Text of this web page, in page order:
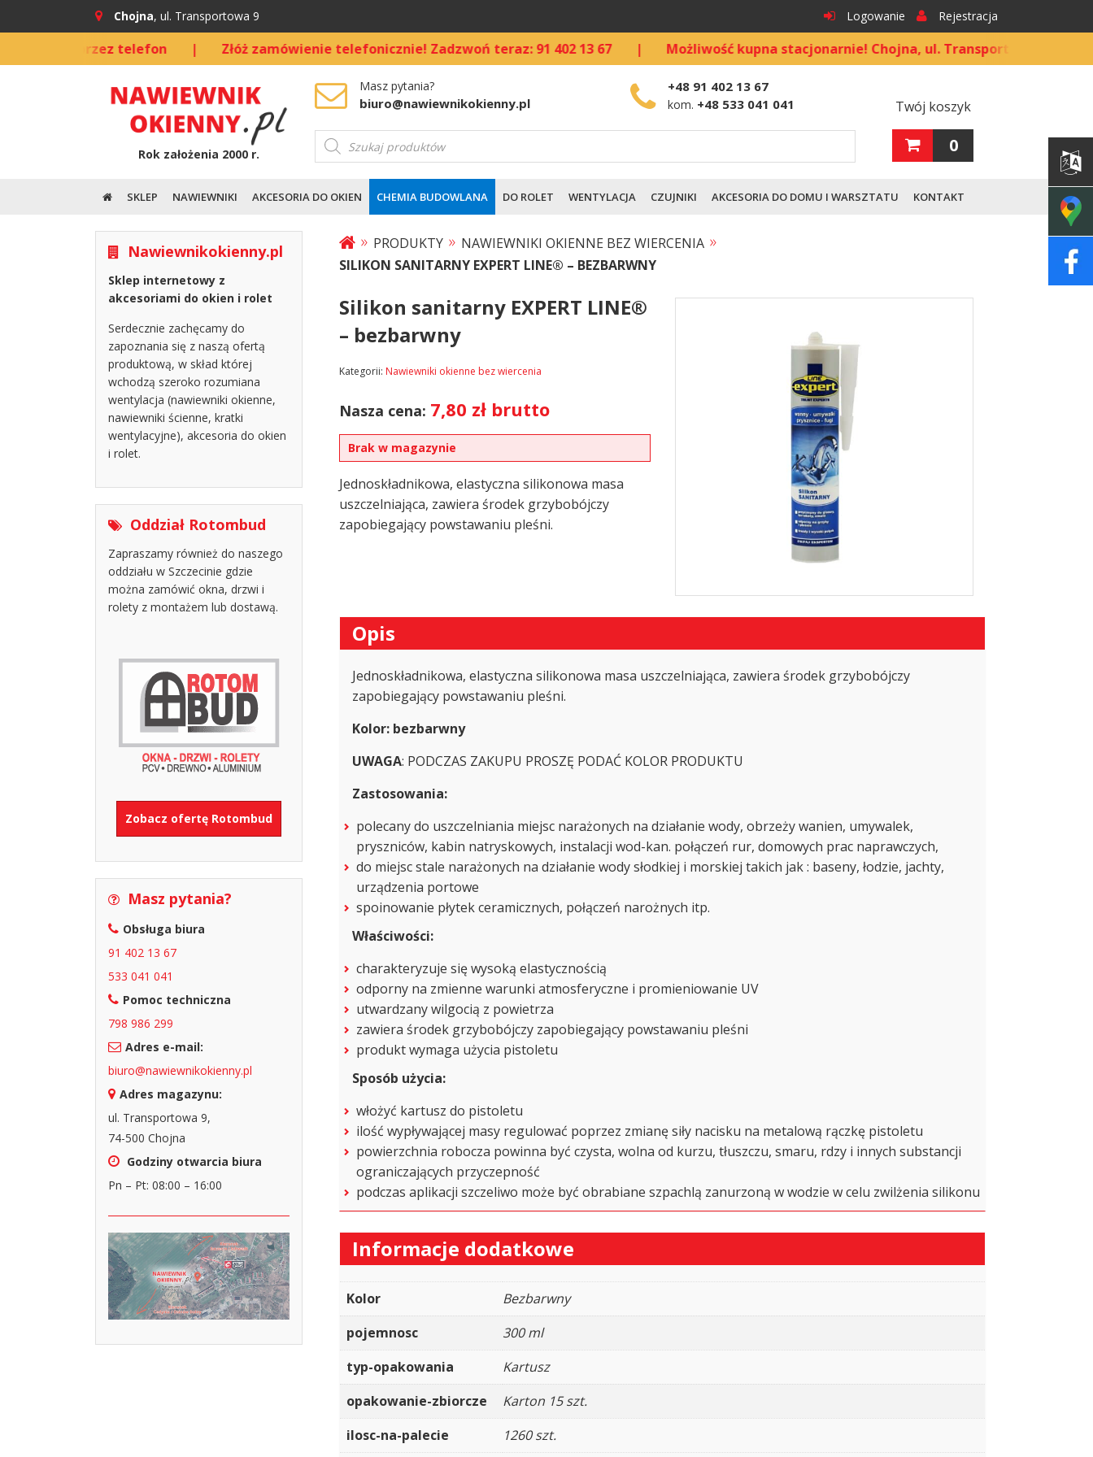
Chojna, ul. Transportowa 9 Logowanie Rejestracja
przez telefon | Złóż zamówienie telefonicznie! Zadzwoń teraz: 91 402 13 67 | Możliwość kupna stacjonarnie! Chojna, ul. Transportowa 9
Rok założenia 2000 r.
Masz pytania?
biuro@nawiewnikokienny.pl
+48 91 402 13 67
kom. +48 533 041 041
Wyszukiwarka
produktów
Twój koszyk
0
SKLEP NAWIEWNIKI AKCESORIA DO OKIEN CHEMIA BUDOWLANA DO ROLET WENTYLACJA CZUJNIKI AKCESORIA DO DOMU I WARSZTATU KONTAKT
» PRODUKTY » NAWIEWNIKI OKIENNE BEZ WIERCENIA »
SILIKON SANITARNY EXPERT LINE® – BEZBARWNY
Silikon sanitarny EXPERT LINE®
– bezbarwny
Kategorii: Nawiewniki okienne bez wiercenia
Nasza cena: 7,80 zł brutto
Brak w magazynie
Jednoskładnikowa, elastyczna silikonowa masa
uszczelniająca, zawiera środek grzybobójczy
zapobiegający powstawaniu pleśni.
Opis
Jednoskładnikowa, elastyczna silikonowa masa uszczelniająca, zawiera środek grzybobójczy
zapobiegający powstawaniu pleśni.
Kolor: bezbarwny
UWAGA: PODCZAS ZAKUPU PROSZĘ PODAĆ KOLOR PRODUKTU
Zastosowania:
polecany do uszczelniania miejsc narażonych na działanie wody, obrzeży wanien, umywalek,
pryszniców, kabin natryskowych, instalacji wod-kan. połączeń rur, domowych prac naprawczych,
do miejsc stale narażonych na działanie wody słodkiej i morskiej takich jak : baseny, łodzie, jachty,
urządzenia portowe
spoinowanie płytek ceramicznych, połączeń narożnych itp.
Właściwości:
charakteryzuje się wysoką elastycznością
odporny na zmienne warunki atmosferyczne i promieniowanie UV
utwardzany wilgocią z powietrza
zawiera środek grzybobójczy zapobiegający powstawaniu pleśni
produkt wymaga użycia pistoletu
Sposób użycia:
włożyć kartusz do pistoletu
ilość wypływającej masy regulować poprzez zmianę siły nacisku na metalową rączkę pistoletu
powierzchnia robocza powinna być czysta, wolna od kurzu, tłuszczu, smaru, rdzy i innych substancji
ograniczających przyczepność
podczas aplikacji szczeliwo może być obrabiane szpachlą zanurzoną w wodzie w celu zwilżenia silikonu
Informacje dodatkowe
Kolor
Bezbarwny
pojemnosc
300 ml
typ-opakowania
Kartusz
opakowanie-zbiorcze
Karton 15 szt.
ilosc-na-palecie
1260 szt.
Nawiewnikokienny.pl
Sklep internetowy z
akcesoriami do okien i rolet
Serdecznie zachęcamy do
zapoznania się z naszą ofertą
produktową, w skład której
wchodzą szeroko rozumiana
wentylacja (nawiewniki okienne,
nawiewniki ścienne, kratki
wentylacyjne), akcesoria do okien
i rolet.
Oddział Rotombud
Zapraszamy również do naszego
oddziału w Szczecinie gdzie
można zamówić okna, drzwi i
rolety z montażem lub dostawą.
Zobacz ofertę Rotombud
Masz pytania?
Obsługa biura
91 402 13 67
533 041 041
Pomoc techniczna
798 986 299
Adres e-mail:
biuro@nawiewnikokienny.pl
Adres magazynu:
ul. Transportowa 9,
74-500 Chojna
Godziny otwarcia biura
Pn – Pt: 08:00 – 16:00